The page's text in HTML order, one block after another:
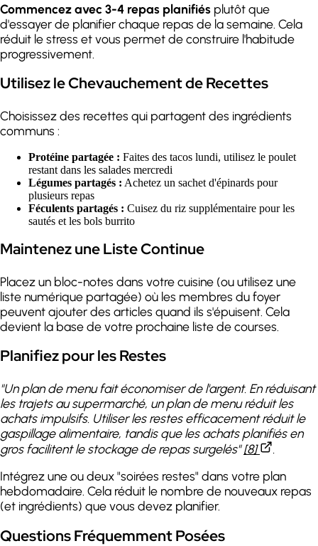
Commencez avec 3-4 repas planifiés plutôt que
d'essayer de planifier chaque repas de la semaine. Cela
réduit le stress et vous permet de construire l'habitude
progressivement.
Utilisez le Chevauchement de Recettes
Choisissez des recettes qui partagent des ingrédients
communs :
Protéine partagée : Faites des tacos lundi, utilisez le poulet
restant dans les salades mercredi
Légumes partagés : Achetez un sachet d'épinards pour
plusieurs repas
Féculents partagés : Cuisez du riz supplémentaire pour les
sautés et les bols burrito
Maintenez une Liste Continue
Placez un bloc-notes dans votre cuisine (ou utilisez une
liste numérique partagée) où les membres du foyer
peuvent ajouter des articles quand ils s'épuisent. Cela
devient la base de votre prochaine liste de courses.
Planifiez pour les Restes
"Un plan de menu fait économiser de l'argent. En réduisant
les trajets au supermarché, un plan de menu réduit les
achats impulsifs. Utiliser les restes efficacement réduit le
gaspillage alimentaire, tandis que les achats planifiés en
gros facilitent le stockage de repas surgelés"[8]
Intégrez une ou deux "soirées restes" dans votre plan
hebdomadaire. Cela réduit le nombre de nouveaux repas
(et ingrédients) que vous devez planifier.
Questions Fréquemment Posées